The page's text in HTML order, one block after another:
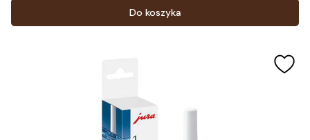
Do koszyka